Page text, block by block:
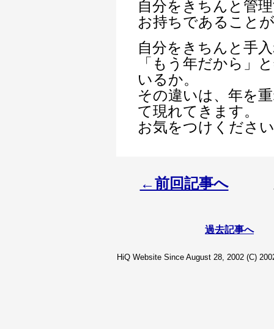
自分をきちんと管
お持ちであること
自分をきちんと手
「もう年だから」
いるか。
その違いは、年を
て現れてきます。
お気をつけくださ
←前回記事へ
過去記事へ
HiQ Website Since August 28, 2002 (C)